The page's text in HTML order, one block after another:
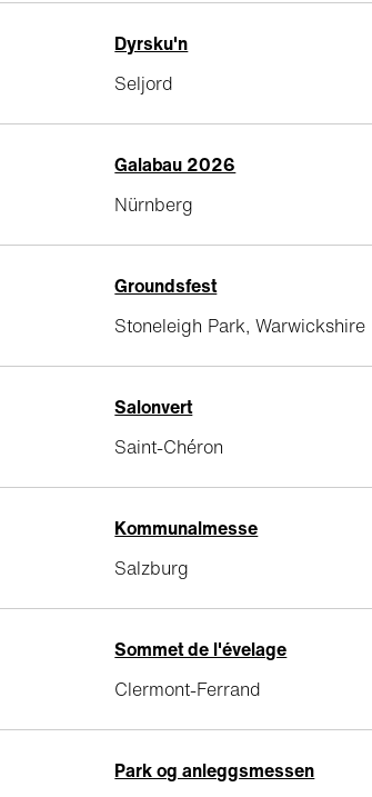
Dyrsku'n
Seljord
Galabau 2026
Nürnberg
Groundsfest
Stoneleigh Park, Warwickshire
Salonvert
Saint-Chéron
Kommunalmesse
Salzburg
Sommet de l'évelage
Clermont-Ferrand
Park og anleggsmessen